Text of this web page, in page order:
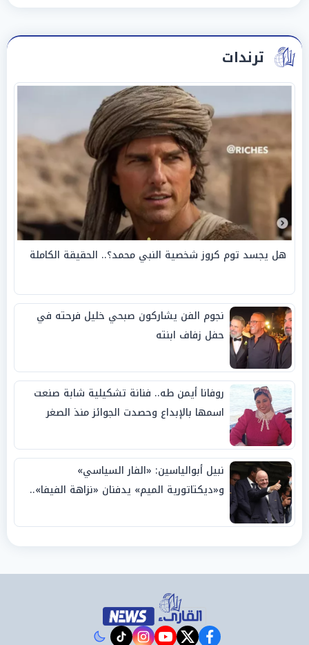
ترندات
هل يجسد توم كروز شخصية النبي محمد؟.. الحقيقة الكاملة
نجوم الفن يشاركون صبحي خليل فرحته في
حفل زفاف ابنته
روفانا أيمن طه.. فنانة تشكيلية شابة صنعت
اسمها بالإبداع وحصدت الجوائز منذ الصغر
نبيل أبوالياسين: «الفار السياسي»
و«ديكتاتورية الميم» يدفنان «نزاهة الفيفا»..